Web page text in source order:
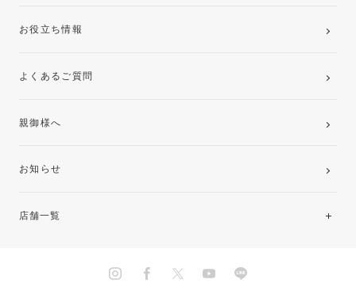
お役立ち情報
よくあるご質問
親御様へ
お知らせ
店舗一覧